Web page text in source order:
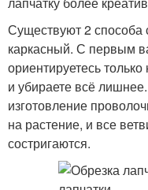
Существуют 2 способа
каркасный. С первым
ориентируетесь
и убираете всё
изготовление
на растение, и все
состригаются.